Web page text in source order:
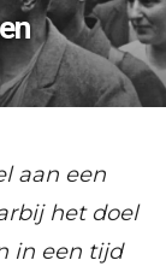
aan een
het doel
in een tijd